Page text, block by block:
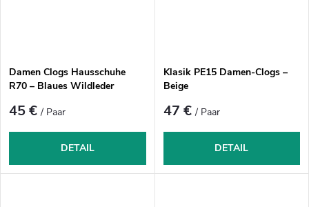
Damen Clogs Hausschuhe
R70 – Blaues Wildleder
45 €/ Paar
DETAIL
Klasik PE15 Damen-Clogs –
Beige
47 €/ Paar
DETAIL